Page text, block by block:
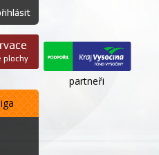
plochy
partneři